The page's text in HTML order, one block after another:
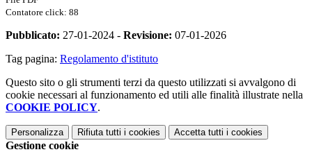
Contatore click: 88
Pubblicato: 27-01-2024 - Revisione: 07-01-2026
Tag pagina: Regolamento d'istituto
Questo sito o gli strumenti terzi da questo utilizzati si avvalgono di
cookie necessari al funzionamento ed utili alle finalità illustrate nella
COOKIE POLICY.
Personalizza Rifiuta tutti i cookies Accetta tutti i cookies
Gestione cookie